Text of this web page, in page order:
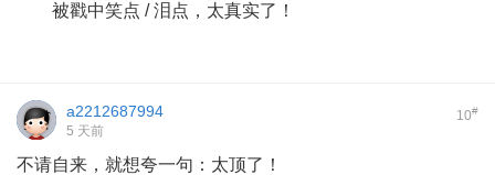
被戳中笑点 / 泪点，太真实了！
10#
a2212687994
5 天前
不请自来，就想夸一句：太顶了！